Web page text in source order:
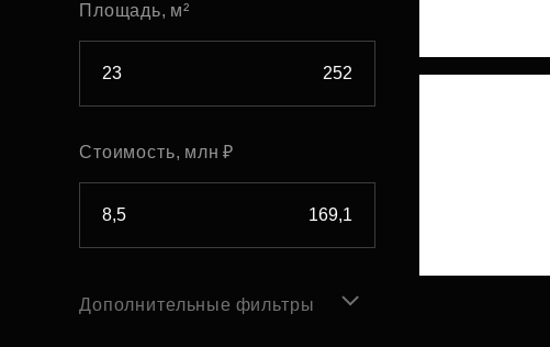
Площадь, м²
Стоимость, млн ₽
Дополнительные фильтры